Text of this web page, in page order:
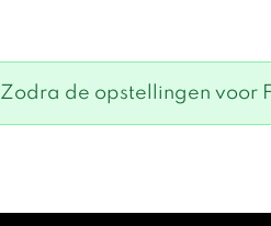
Zodra de opstellingen voor